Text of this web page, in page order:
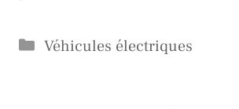
Catégories
Véhicules électriques